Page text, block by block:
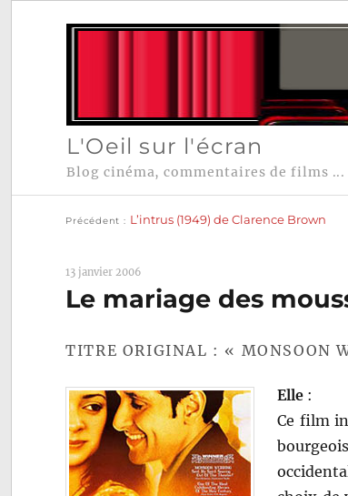
L'Oeil sur l'écran
Blog cinéma, commentaires de films ...
Navigation
l’article
Précédent L’intrus (1949) de Clarence Brown
13 janvier 2006
Le mariage des
TITRE ORIGINAL : « MONSOON
Elle :
Ce film